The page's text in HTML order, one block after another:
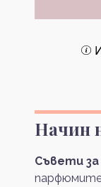
Начин
Съвети за